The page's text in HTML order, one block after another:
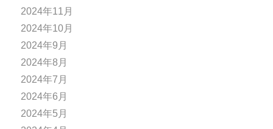
2024年11月
2024年10月
2024年9月
2024年8月
2024年7月
2024年6月
2024年5月